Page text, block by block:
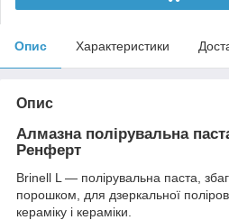
Опис Характеристики
Опис
Алмазна полірувальна
Ренферт
Brinell L — полірувальна паста,
порошком, для дзеркальної
кераміку і кераміки.